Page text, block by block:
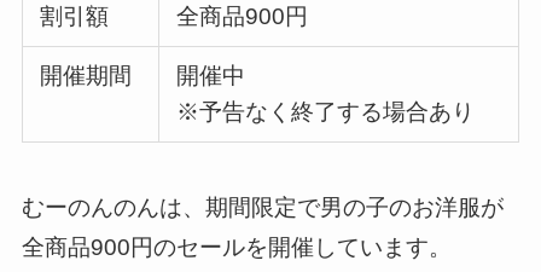
割引額 全商品900円
開催期間
開催中
※予告なく終了する場合あり
むーのんのんは、期間限定で男の子のお洋服が
全商品900円のセールを開催しています。